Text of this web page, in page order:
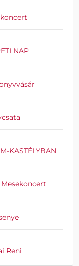
NAP
KASTÉLYBAN
Reni